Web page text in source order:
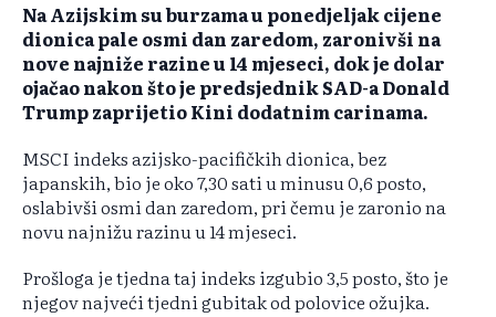
Na Azijskim su burzama u ponedjeljak cijene
dionica pale osmi dan zaredom, zaronivši na
nove najniže razine u 14 mjeseci, dok je dolar
ojačao nakon što je predsjednik SAD-a Donald
Trump zaprijetio Kini dodatnim carinama.
MSCI indeks azijsko-pacifičkih dionica, bez
japanskih, bio je oko 7,30 sati u minusu 0,6 posto,
oslabivši osmi dan zaredom, pri čemu je zaronio na
novu najnižu razinu u 14 mjeseci.
Prošloga je tjedna taj indeks izgubio 3,5 posto, što je
njegov najveći tjedni gubitak od polovice ožujka.